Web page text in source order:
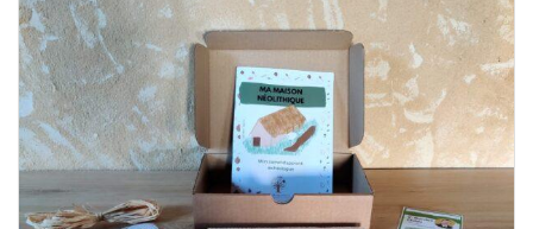
plus
ancien